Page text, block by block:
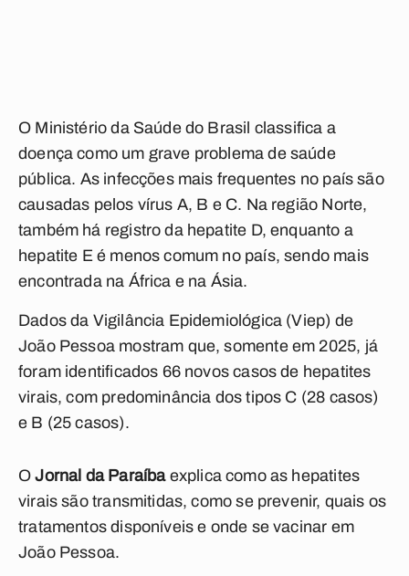
O Ministério da Saúde do Brasil classifica a
doença como um grave problema de saúde
pública. As infecções mais frequentes no país são
causadas pelos vírus A, B e C. Na região Norte,
também há registro da hepatite D, enquanto a
hepatite E é menos comum no país, sendo mais
encontrada na África e na Ásia.
Dados da Vigilância Epidemiológica (Viep) de
João Pessoa mostram que, somente em 2025, já
foram identificados 66 novos casos de hepatites
virais, com predominância dos tipos C (28 casos)
e B (25 casos).
OJornal da Paraíbaexplica como as hepatites
virais são transmitidas, como se prevenir, quais os
tratamentos disponíveis e onde se vacinar em
João Pessoa.